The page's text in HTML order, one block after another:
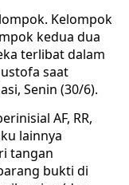
Kelompok
kedua dua
terlibat dalam
saat
Senin (30/6).
AF, RR,
lainnya
tangan
bukti di